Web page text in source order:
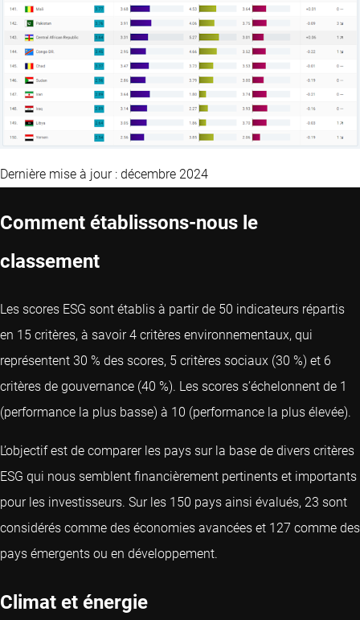
Dernière mise à jour : décembre 2024
Comment établissons-nous le
classement
Les scores ESG sont établis à partir de 50 indicateurs répartis
en 15 critères, à savoir 4 critères environnementaux, qui
représentent 30 % des scores, 5 critères sociaux (30 %) et 6
critères de gouvernance (40 %). Les scores s’échelonnent de 1
(performance la plus basse) à 10 (performance la plus élevée).
L’objectif est de comparer les pays sur la base de divers critères
ESG qui nous semblent financièrement pertinents et importants
pour les investisseurs. Sur les 150 pays ainsi évalués, 23 sont
considérés comme des économies avancées et 127 comme des
pays émergents ou en développement.
Climat et énergie